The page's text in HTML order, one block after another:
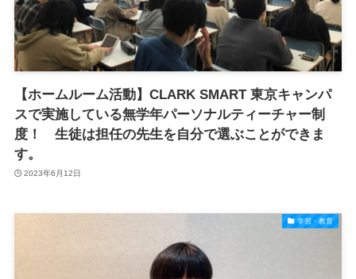
【ホームルーム活動】CLARK SMART 東京キャンパ
スで実施している無学年パーソナルティーチャー制
度！ 生徒は担任の先生を自分で選ぶことができま
す。
2023年6月12日
学習・教育